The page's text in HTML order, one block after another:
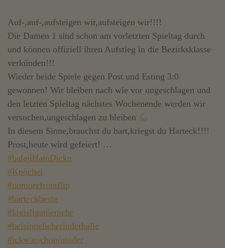
Auf-,auf-,aufsteigen wir,aufsteigen wir!!!!
Die Damen 1 sind schon am vorletzten Spieltag durch
und können offiziell ihren Aufstieg in die Bezirksklasse
verkünden!!!
Wieder beide Spiele gegen Post und Esting 3:0
gewonnen! Wir bleiben nach wie vor ungeschlagen und
den letzten Spieltag nächstes Wochenende werden wir
versuchen,ungeschlagen zu bleiben
In diesem Sinne,brauchst du hart,kriegst du Harteck!!!!
Prost,heute wird gefeiert! …
#balajiHatnDickn
#Knöchel
#nomorefrontflip
#harteckbeste
#kreisliganiemehr
#beisinnelieberinderhalle
#ickwarschonjutoder